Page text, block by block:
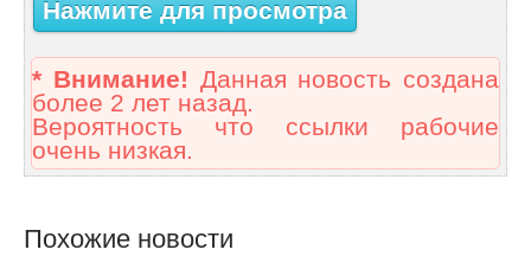
Нажмите для просмотра
* Внимание! Данная новость создана
более 2 лет назад.
Вероятность что ссылки рабочие
очень низкая.
Похожие новости